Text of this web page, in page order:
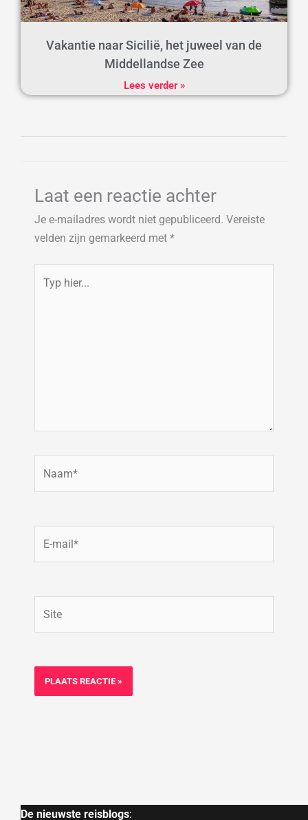
Vakantie naar Sicilië, het juweel van de
Middellandse Zee
Lees verder »
Laat een reactie achter
Je e-mailadres wordt niet gepubliceerd. Vereiste
velden zijn gemarkeerd met *
hier...
De nieuwste reisblogs: